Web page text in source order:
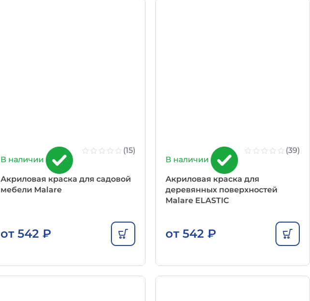
В наличии
(15)
Акриловая краска для садовой
мебели Malare
от 542 ₽
В наличии
(39)
Акриловая краска для
деревянных поверхностей
Malare ELASTIC
от 542 ₽